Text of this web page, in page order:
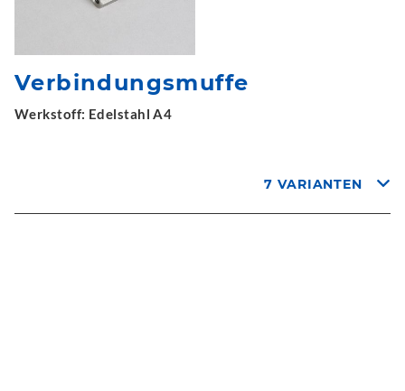
Verbindungsmuffe
Werkstoff: Edelstahl A4
7 VARIANTEN